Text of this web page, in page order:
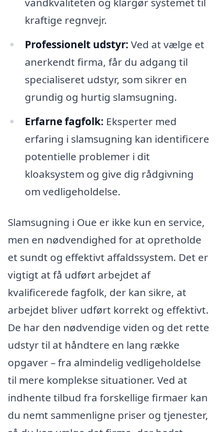
kraftige regnvejr.
Professionelt udstyr: Ved at vælge et
anerkendt firma, får du adgang til
specialiseret udstyr, som sikrer en
grundig og hurtig slamsugning.
Erfarne fagfolk: Eksperter med
erfaring i slamsugning kan identificere
potentielle problemer i dit
kloaksystem og give dig rådgivning
om vedligeholdelse.
Slamsugning i Oue er ikke kun en service,
men en nødvendighed for at opretholde
et sundt og effektivt affaldssystem. Det er
vigtigt at få udført arbejdet af
kvalificerede fagfolk, der kan sikre, at
arbejdet bliver udført korrekt og effektivt.
De har den nødvendige viden og det rette
udstyr til at håndtere en lang række
opgaver – fra almindelig vedligeholdelse
til mere komplekse situationer. Ved at
indhente tilbud fra forskellige firmaer kan
du nemt sammenligne priser og tjenester,